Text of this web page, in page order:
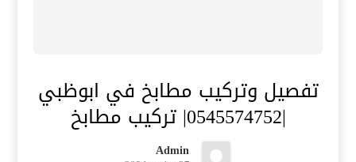
تفصيل وتركيب مطابخ في ابوظبي
|0545574752| تركيب مطابخ
Admin